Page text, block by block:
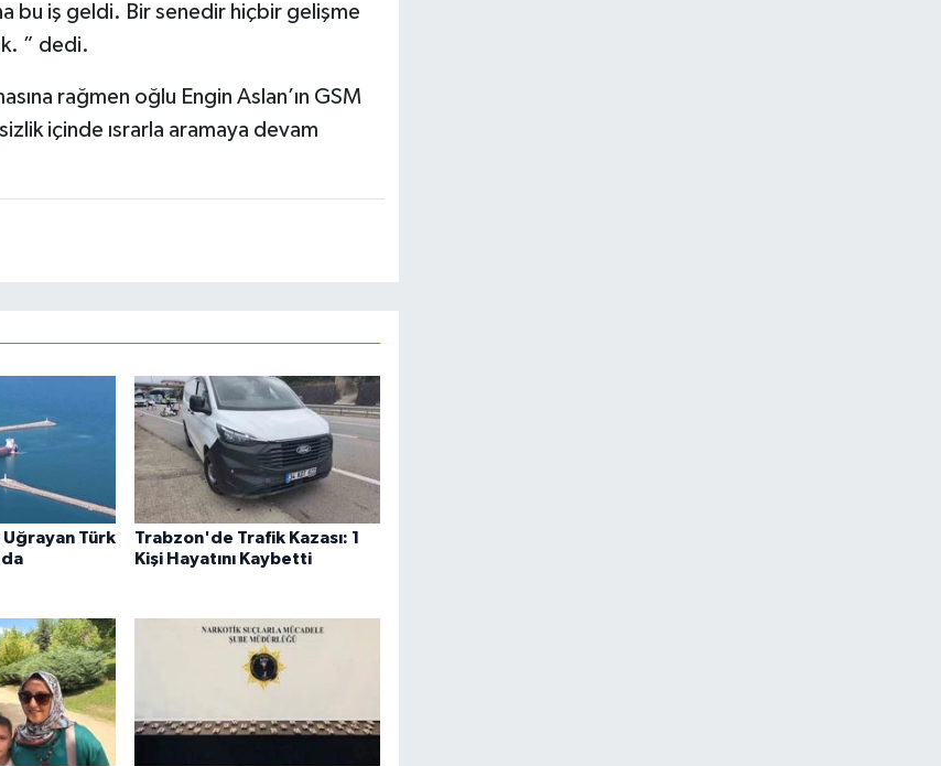
bu iş geldi. Bir senedir hiçbir gelişme
” dedi.
rağmen oğlu Engin Aslan’ın GSM
içinde ısrarla aramaya devam
Uğrayan Türk
Trabzon'de Trafik Kazası: 1
Kişi Hayatını Kaybetti